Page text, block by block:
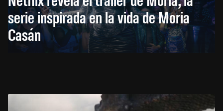
serie inspirada en la vida de Moria
Casán